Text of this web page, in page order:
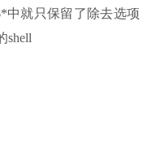
中就只保留了除去选项
shell